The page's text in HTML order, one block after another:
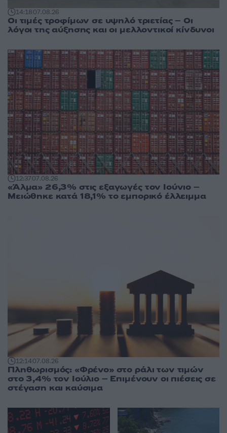
14:1807.08.26
Οι τιμές τροφίμων σε υψηλό τριετίας – Οι
λόγοι της αύξησης και οι μελλοντικοί κίνδυνοι
12:3707.08.26
«Άλμα» 26,3% στις εξαγωγές τον Ιούνιο –
Μειώθηκε κατά 18,1% το εμπορικό έλλειμμα
12:1407.08.26
Πληθωρισμός: «Φρένο» στο ράλι των τιμών
στο 3,4% τον Ιούλιο – Επιμένουν οι πιέσεις σε
στέγαση και καύσιμα